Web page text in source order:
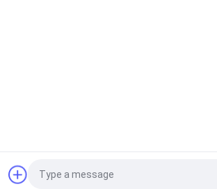
Demandez un devis